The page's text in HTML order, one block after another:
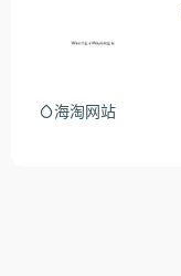
海淘网站